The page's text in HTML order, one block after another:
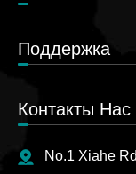
Поддержка
Контакты Нас
No.1 Xiahe